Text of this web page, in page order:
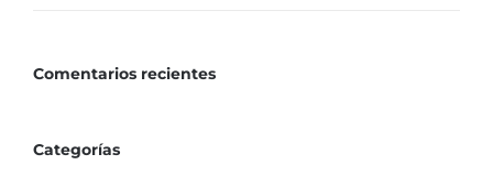
Comentarios recientes
Categorías